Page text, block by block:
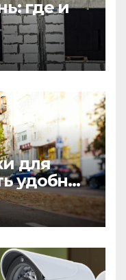
где и
для
удобные